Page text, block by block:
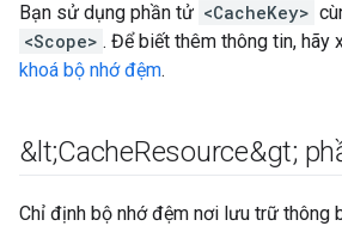
Bạn sử dụng phần tử <CacheKey>
<Scope> . Để biết thêm thông tin, hãy
khoá bộ nhớ đệm.
&lt;CacheResource&gt;
Chỉ định bộ nhớ đệm nơi lưu trữ thông